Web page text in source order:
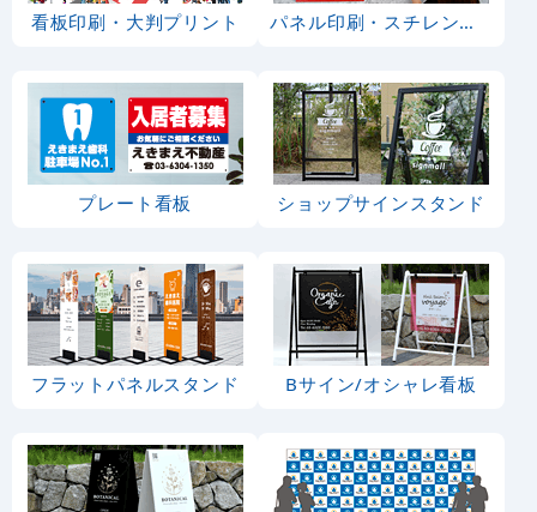
看板印刷・大判プリント パネル印刷・スチレンボード
プレート看板 ショップサインスタンド
フラットパネルスタンド Bサイン/オシャレ看板